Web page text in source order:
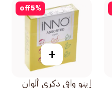
5%
off
+
إينو واقي ذكري ألوان